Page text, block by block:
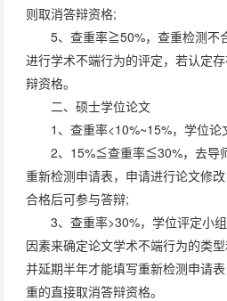
则取消答辩资格;
5、查重率≧50%，查重检测不
进行学术不端行为的评定，若认定
辩资格。
二、硕士学位论文
1、查重率<10%~15%，学位
2、15%≦查重率≦30%，去导
重新检测申请表，申请进行论文修
合格后可参与答辩;
3、查重率>30%，学位评定小
因素来确定论文学术不端行为的类
并延期半年才能填写重新检测申请
重的直接取消答辩资格。